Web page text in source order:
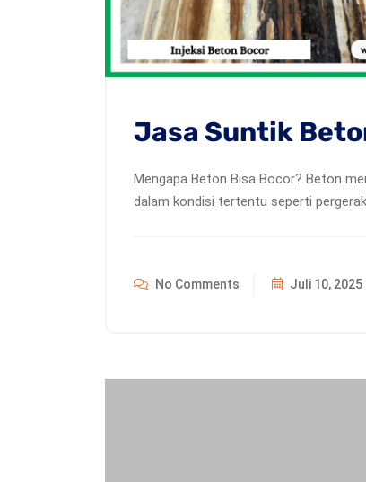
Jasa Suntik
Mengapa Beton Bisa Bocor? Beton
dalam kondisi tertentu seperti
No Comments Juli 10, 2025